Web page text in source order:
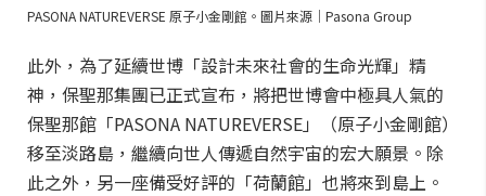
PASONA NATUREVERSE 原子小金剛館。圖片來源｜Pasona Group
此外，為了延續世博「設計未來社會的生命光輝」精
神，保聖那集團已正式宣布，將把世博會中極具人氣的
保聖那館「PASONA NATUREVERSE」（原子小金剛館）
移至淡路島，繼續向世人傳遞自然宇宙的宏大願景。除
此之外，另一座備受好評的「荷蘭館」也將來到島上。